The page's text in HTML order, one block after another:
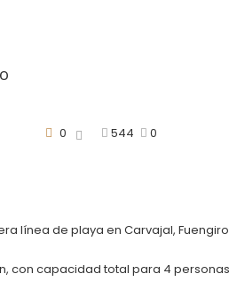
544 0
0
línea de playa en Carvajal,
capacidad total para 4